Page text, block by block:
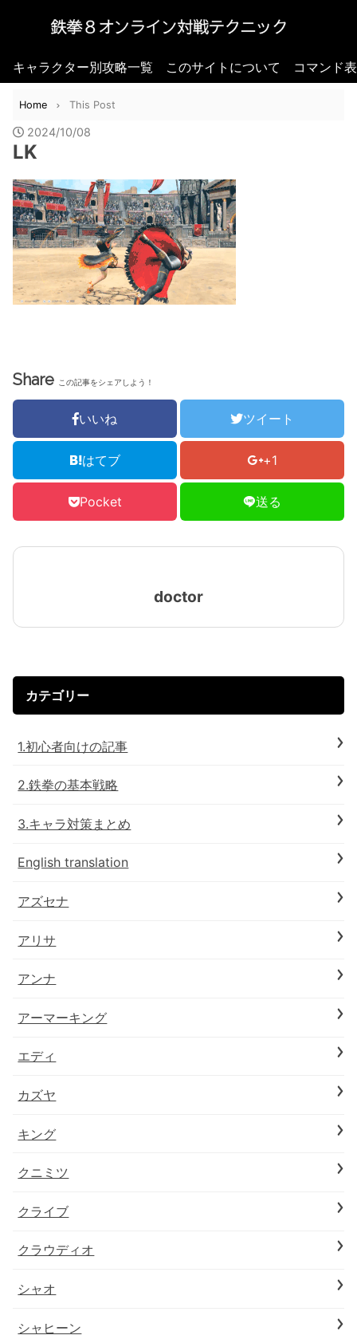
キャラクター別攻略一覧 このサイトについて コマンド
Home This Post
2024/10/08
LK
Share この記事をシェアしよう！
いいね ツイート
はてブ +1
Pocket 送る
doctor
カテゴリー
1.初心者向けの記事
2.鉄拳の基本戦略
3.キャラ対策まとめ
English translation
アズセナ
アリサ
アンナ
アーマーキング
エディ
カズヤ
キング
クニミツ
クライブ
クラウディオ
シャオ
シャヒーン